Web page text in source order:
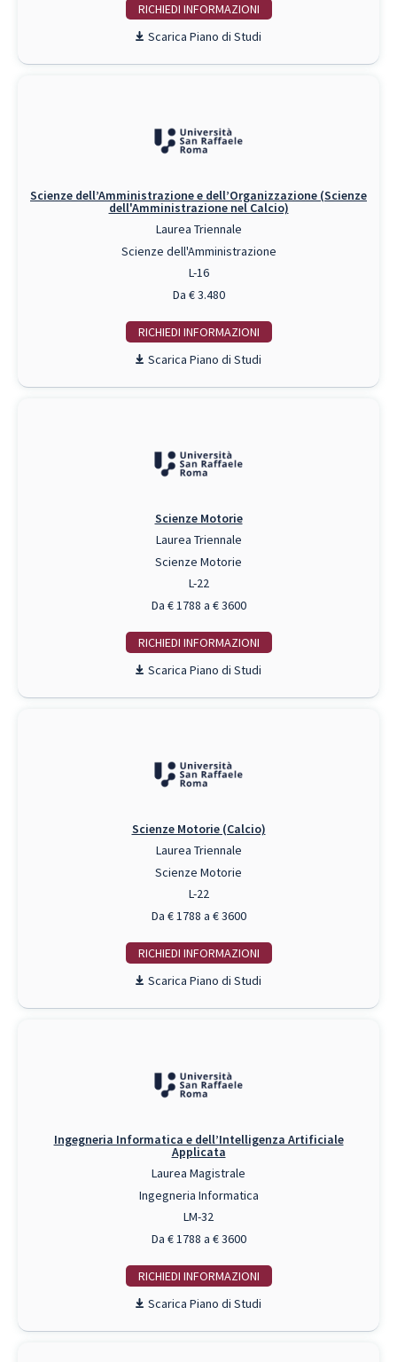
RICHIEDI INFO
Piano di Studi
Scienze dell’Amministrazione e dell’Organizzazione (Scienze
dell'Amministrazione nel Calcio)
Laurea Triennale
Scienze dell'Amministrazione
L-16
Da € 3.480
RICHIEDI INFO
Piano di Studi
Scienze Motorie
Laurea Triennale
Scienze Motorie
L-22
Da € 1788 a € 3600
RICHIEDI INFO
Piano di Studi
Scienze Motorie (Calcio)
Laurea Triennale
Scienze Motorie
L-22
Da € 1788 a € 3600
RICHIEDI INFO
Piano di Studi
Ingegneria Informatica e dell’Intelligenza Artificiale
Applicata
Laurea Magistrale
Ingegneria Informatica
LM-32
Da € 1788 a € 3600
RICHIEDI INFO
Piano di Studi